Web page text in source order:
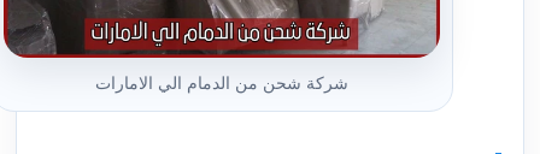
شركة شحن من الدمام الي الامارات